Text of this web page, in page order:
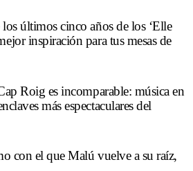
últimos cinco años de los ‘Elle
inspiración para tus mesas de
Roig es incomparable: música en
más espectaculares del
con el que Malú vuelve a su raíz,